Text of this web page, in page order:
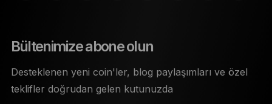
Bültenimize abone olun
Desteklenen yeni coin'ler, blog paylaşımları ve özel
teklifler doğrudan gelen kutunuzda